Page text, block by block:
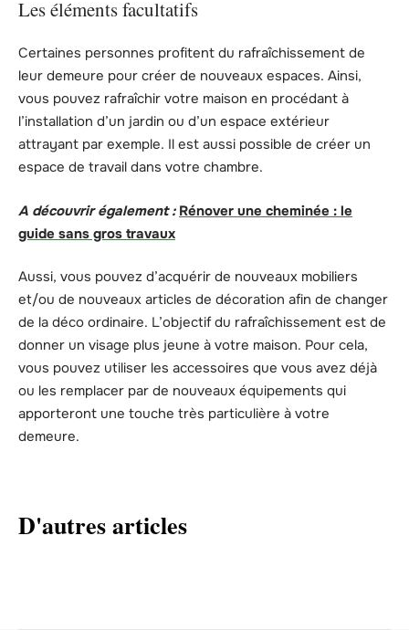
Les éléments facultatifs
Certaines personnes profitent du rafraîchissement de
leur demeure pour créer de nouveaux espaces. Ainsi,
vous pouvez rafraîchir votre maison en procédant à
l’installation d’un jardin ou d’un espace extérieur
attrayant par exemple. Il est aussi possible de créer un
espace de travail dans votre chambre.
A découvrir également : Rénover une cheminée : le
guide sans gros travaux
Aussi, vous pouvez d’acquérir de nouveaux mobiliers
et/ou de nouveaux articles de décoration afin de changer
de la déco ordinaire. L’objectif du rafraîchissement est de
donner un visage plus jeune à votre maison. Pour cela,
vous pouvez utiliser les accessoires que vous avez déjà
ou les remplacer par de nouveaux équipements qui
apporteront une touche très particulière à votre
demeure.
D'autres articles